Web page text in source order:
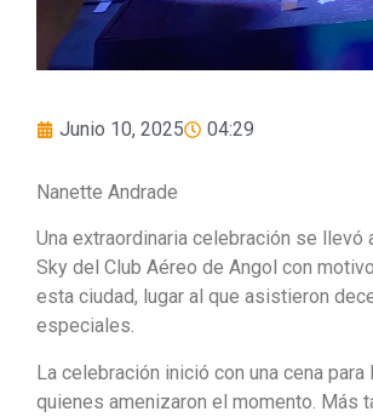
Junio 10, 2025 04:29
Nanette Andrade
Una extraordinaria celebración se
Sky del Club Aéreo de Angol con
esta ciudad, lugar al que asistieron
especiales.
La celebración inició con una cena
quienes amenizaron el momento. Más